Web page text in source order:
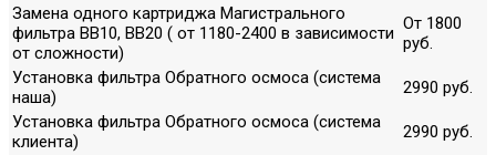
Замена одного картриджа Магистрального
фильтра ВВ10, ВВ20 ( от 1180-2400 в зависимости
от сложности)
От 1800
руб.
Установка фильтра Обратного осмоса (система
наша)
2990 руб.
Установка фильтра Обратного осмоса (система
клиента)
2990 руб.